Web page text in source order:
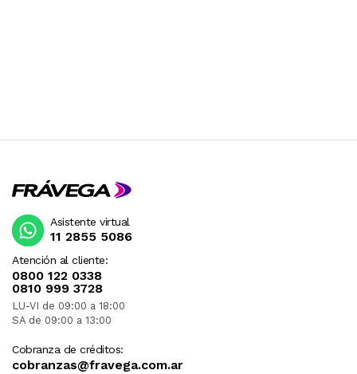
Atención al cliente:
0800 122 0338
0810 999 3728
LU-VI de 09:00 a 18:00
SA de 09:00 a 13:00
Cobranza de créditos:
cobranzas@fravega.com.ar
Asistente virtual
11 2855 5086